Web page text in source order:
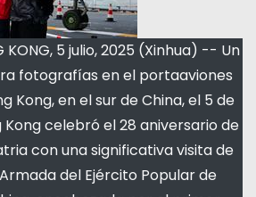
5 julio, 2025 (Xinhua) -- Un
fotografías en el portaaviones
Kong, en el sur de China, el 5 de
Kong celebró el 28 aniversario de
con una significativa visita de
del Ejército Popular de